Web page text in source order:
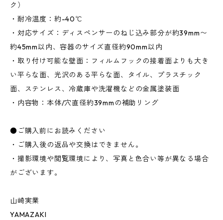
ク）
・耐冷温度：約-40℃
・対応サイズ：ディスペンサーのねじ込み部分が約39mm〜
約45mm以内、容器のサイズ直径約90mm以内
・取り付け可能な壁面：フィルムフックの接着面よりも大き
い平らな面、光沢のある平らな面、タイル、プラスチック
面、ステンレス、冷蔵庫や洗濯機などの金属塗装面
・内容物：本体/穴直径約39mmの補助リング
●ご購入前にお読みください
・ご購入後の返品や交換はできません。
・撮影環境や閲覧環境により、写真と色合い等が異なる場合
がございます。
山崎実業
YAMAZAKI